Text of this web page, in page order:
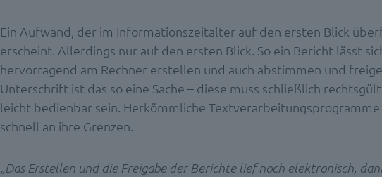
Ein Aufwand, der im Informationszeitalter auf den ersten Blick
erscheint. Allerdings nur auf den ersten Blick. So ein Bericht lässt
hervorragend am Rechner erstellen und auch abstimmen und
Unterschrift ist das so eine Sache – diese muss schließlich
leicht bedienbar sein. Herkömmliche
schnell an ihre Grenzen.
„Das Erstellen und die Freigabe der Berichte lief noch elektronisch,